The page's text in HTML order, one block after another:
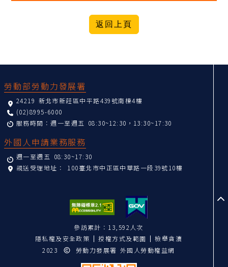
勞動部勞動力發展署
24219 新北市新莊區中平路439號南棟4樓
(02)8995-6000
服務時間：週一至週五 08:30~12:30，13:30~17:30
外國人申請業務服務
週一至週五 08:30~17:30
親送受理地址： 100臺北市中正區中華路一段39號10樓
參訪累計：13,592人次
隱私權及安全政策
授權方式及範圍
檢舉貪瀆
2023
勞動力發展署 外國人勞動權益網
至